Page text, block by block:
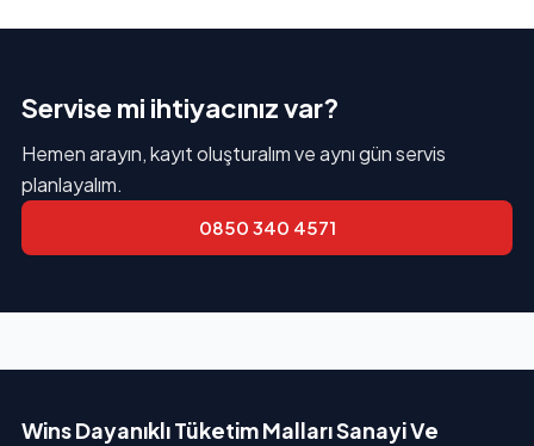
Servise mi ihtiyacınız var?
Hemen arayın, kayıt oluşturalım ve aynı gün servis
planlayalım.
0850 340 4571
Wins Dayanıklı Tüketim Malları Sanayi Ve